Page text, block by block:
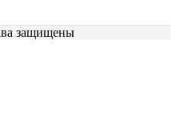
защищены